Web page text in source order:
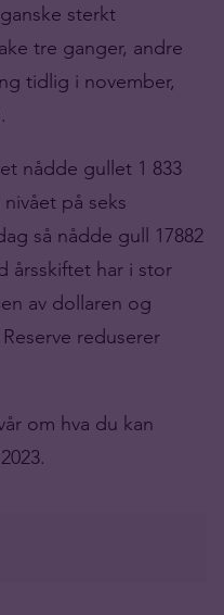
sterkt
tre ganger, andre
tidlig i november,
nådde gullet 1 833
på seks
så nådde gull 17882
årsskiftet har i stor
av dollaren og
reduserer
om hva du kan